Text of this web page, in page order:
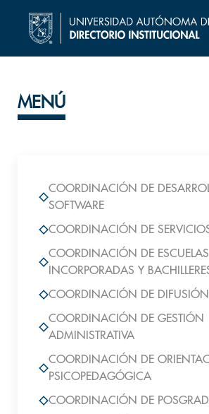
MENÚ
COORDINACIÓN DE
SOFTWARE
COORDINACIÓN DE
COORDINACIÓN DE ESCUELAS
INCORPORADAS Y
COORDINACIÓN DE
COORDINACIÓN DE GESTIÓN
ADMINISTRATIVA
COORDINACIÓN DE
PSICOPEDAGÓGICA
COORDINACIÓN DE